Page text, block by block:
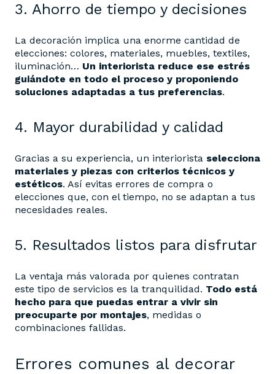
3. Ahorro de tiempo y decisiones
La decoración implica una enorme cantidad de
elecciones: colores, materiales, muebles, textiles,
iluminación… Un interiorista reduce ese estrés
guiándote en todo el proceso y proponiendo
soluciones adaptadas a tus preferencias.
4. Mayor durabilidad y calidad
Gracias a su experiencia, un interiorista selecciona
materiales y piezas con criterios técnicos y
estéticos. Así evitas errores de compra o
elecciones que, con el tiempo, no se adaptan a tus
necesidades reales.
5. Resultados listos para disfrutar
La ventaja más valorada por quienes contratan
este tipo de servicios es la tranquilidad. Todo está
hecho para que puedas entrar a vivir sin
preocuparte por montajes, medidas o
combinaciones fallidas.
Errores comunes al decorar